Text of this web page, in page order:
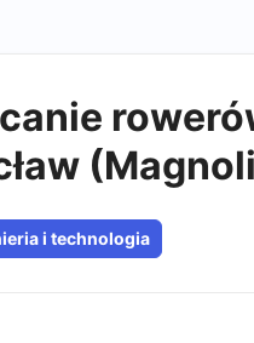
i technologia